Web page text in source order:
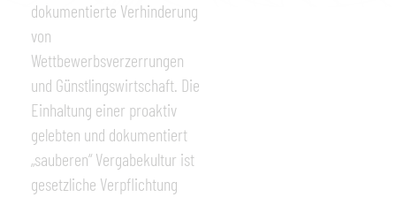
dokumentierte Verhinderung
von
Wettbewerbsverzerrungen
und Günstlingswirtschaft. Die
Einhaltung einer proaktiv
gelebten und dokumentiert
„sauberen“ Vergabekultur ist
gesetzliche Verpflichtung